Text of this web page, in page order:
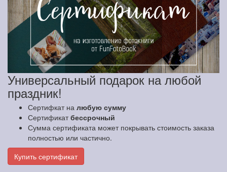
Универсальный подарок на любой
праздник!
Сертифкат на любую сумму
Сертификатбессрочный
Сумма сертификата может покрывать стоимость заказа
полностью или частично.
Купить сертификат